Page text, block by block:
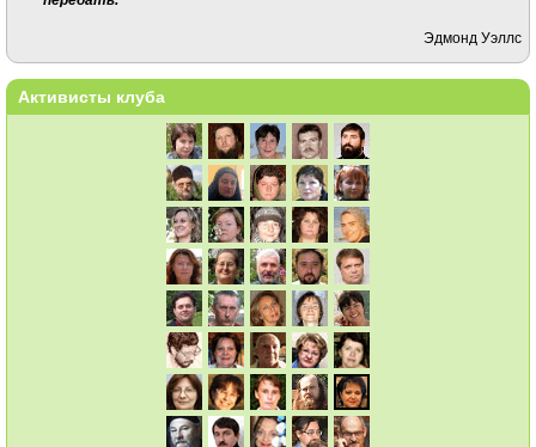
Эдмонд Уэллс
Активисты клуба